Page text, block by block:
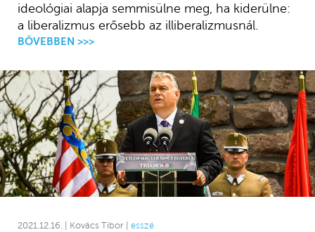
ideológiai alapja semmisülne meg, ha kiderülne:
a liberalizmus erősebb az illiberalizmusnál.
BŐVEBBEN >>>
2021.12.16. | Kovács Tibor | esszé